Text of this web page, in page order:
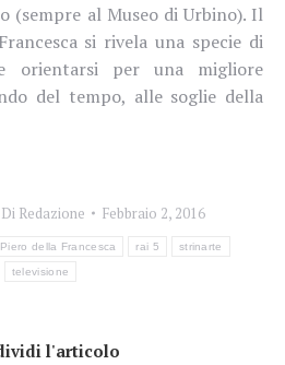
(sempre al Museo di Urbino). Il
si rivela una specie di
orientarsi per una migliore
del tempo, alle soglie della
Di Redazione
Febbraio 2, 2016
Piero della Francesca rai 5 strinarte
televisione
l'articolo